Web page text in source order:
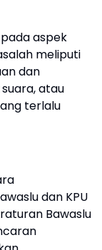
aspek
meliputi
dan
atau
terlalu
dan KPU
Bawaslu